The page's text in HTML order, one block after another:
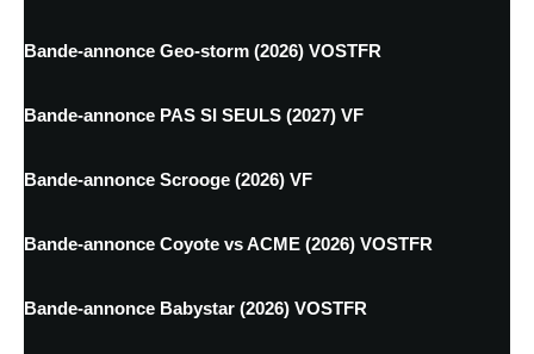
Bande-annonce Geo-storm (2026) VOSTFR
Bande-annonce PAS SI SEULS (2027) VF
Bande-annonce Scrooge (2026) VF
Bande-annonce Coyote vs ACME (2026) VOSTFR
Bande-annonce Babystar (2026) VOSTFR